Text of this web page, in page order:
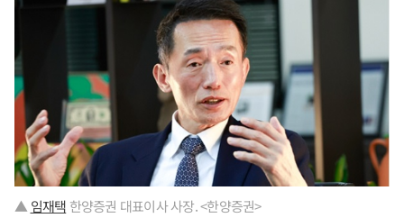
▲ 임재택 한양증권 대표이사 사장. <한양증권>